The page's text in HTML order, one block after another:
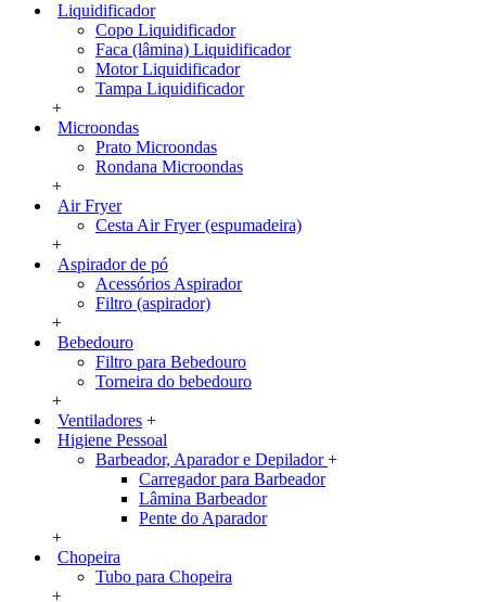
Liquidificador
Copo Liquidificador
Faca (lâmina) Liquidificador
Motor Liquidificador
Tampa Liquidificador
+
Microondas
Prato Microondas
Rondana Microondas
+
Air Fryer
Cesta Air Fryer (espumadeira)
+
Aspirador de pó
Acessórios Aspirador
Filtro (aspirador)
+
Bebedouro
Filtro para Bebedouro
Torneira do bebedouro
+
Ventiladores +
Higiene Pessoal
Barbeador, Aparador e Depilador+
Carregador para Barbeador
Lâmina Barbeador
Pente do Aparador
+
Chopeira
Tubo para Chopeira
+